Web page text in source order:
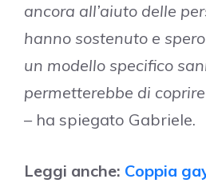
ancora all’aiuto delle
hanno sostenuto e
un modello specifico
permetterebbe di
– ha spiegato Gabriele.
Leggi anche: Coppia